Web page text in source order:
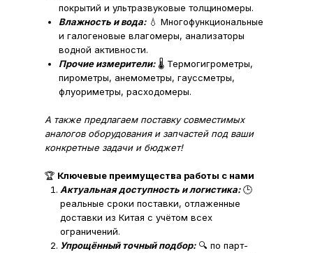
покрытий и ультразвуковые толщиномеры.
Влажность и вода:💧 Многофункциональные
и галогеновые влагомеры, анализаторы
водной активности.
Прочие измерители:🌡️ Термогигрометры,
пирометры, анемометры, гауссметры,
флуориметры, расходомеры.
А также предлагаем поставку совместимых
аналогов оборудования и запчастей под ваши
конкретные задачи и бюджет!
🏆 Ключевые преимущества работы с нами
Актуальная доступность и логистика:🕒
реальные сроки поставки, отлаженные
доставки из Китая с учётом всех
ограничений.
Упрощённый точный подбор:🔍 по парт-